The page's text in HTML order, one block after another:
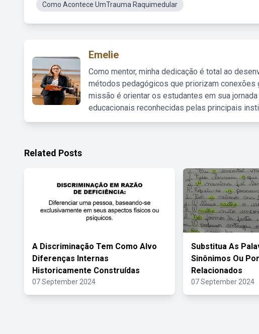
Como Acontece UmTrauma Raquimedular
Emelie
Como mentor, minha dedicação é total ao
métodos pedagógicos que priorizam conexões
missão é orientar os estudantes em sua
educacionais reconhecidas pelas principais
Related Posts
A Discriminação Tem Como Alvo
Diferenças Internas
Historicamente Construídas
07 September 2024
Substitua As
Sinônimos Ou
Relacionados
07 September 2024